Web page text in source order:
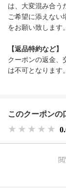
は、大変混み合う
ご希望に添えない
をお願い致します。
【返品特約など】
クーポンの返金、
は不可となります。
このクーポンの
★★★★★
★★★★★
★★★★★